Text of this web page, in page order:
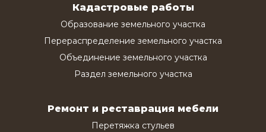
Кадастровые работы
Образование земельного участка
Перераспределение земельного участка
Объединение земельного участка
Раздел земельного участка
Ремонт и реставрация мебели
Перетяжка стульев